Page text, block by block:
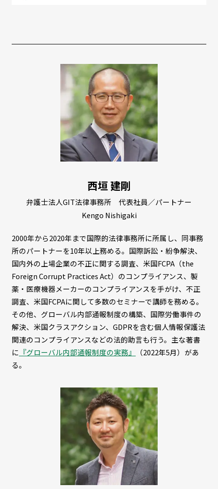
西垣 建剛
弁護士法人GIT法律事務所 代表社員／パートナー
Kengo Nishigaki
2000年から2020年まで国際的法律事務所に所属し、同事務
所のパートナーを10年以上務める。国際訴訟・紛争解決、
国内外の上場企業の不正に関する調査、米国FCPA（the
Foreign Corrupt Practices Act）のコンプライアンス、製
薬・医療機器メーカーのコンプライアンスを手がけ、不正
調査、米国FCPAに関して多数のセミナーで講師を務める。
その他、グローバル内部通報制度の構築、国際労働事件の
解決、米国クラスアクション、GDPRを含む個人情報保護法
関連のコンプライアンスなどの法的助言も行う。主な著書
に 『グローバル内部通報制度の実務』
（2022年5月）があ
る。